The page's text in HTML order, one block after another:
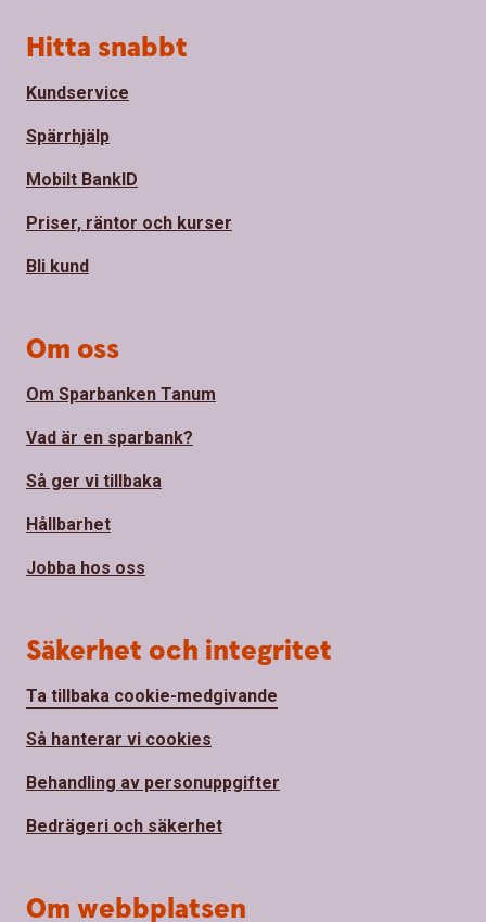
Sidfot
Hitta snabbt
Kundservice
Spärrhjälp
Mobilt BankID
Priser, räntor och kurser
Bli kund
Om oss
Om Sparbanken Tanum
Vad är en sparbank?
Så ger vi tillbaka
Hållbarhet
Jobba hos oss
Säkerhet och integritet
Ta tillbaka cookie-medgivande
Så hanterar vi cookies
Behandling av personuppgifter
Bedrägeri och säkerhet
Om webbplatsen